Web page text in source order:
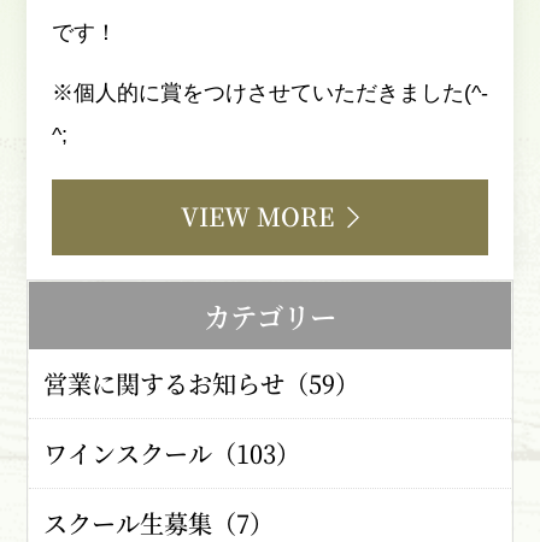
です！
※個人的に賞をつけさせていただきました(^-
^;
VIEW MORE
カテゴリー
営業に関するお知らせ（59）
ワインスクール（103）
スクール生募集（7）